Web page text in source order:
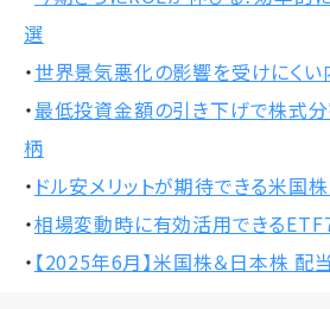
選
・世界景気悪化の影響を受けにく
・最低投資金額の引き下げで株式
柄
・ ドル安メリットが期待できる米国
・相場変動時に有効活用できる
・ 【2025年6月】米国株＆日本株 配